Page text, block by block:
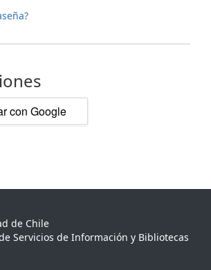
con Google
de Chile
Servicios de Información y Bibliotecas